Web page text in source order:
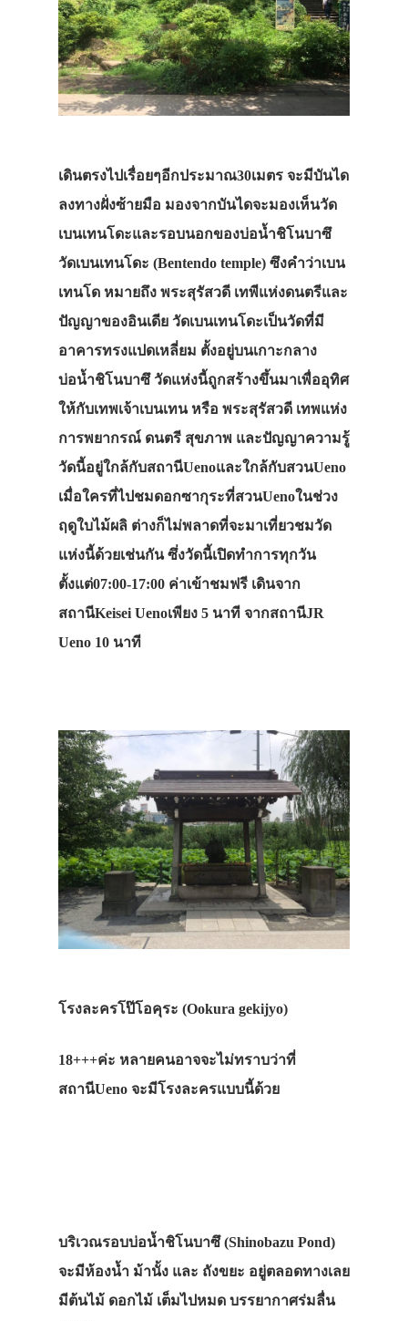
เดินตรงไปเรื่อยๆอีกประมาณ30เมตร จะมีบันได
ลงทางฝั่งซ้ายมือ มองจากบันไดจะมองเห็นวัด
เบนเทนโดะและรอบนอกของบ่อน้ำชิโนบาซึ
วัดเบนเทนโดะ (Bentendo temple) ซึงคำว่าเบน
เทนโด หมายถึง พระสุรัสวดี เทพีแห่งดนตรีและ
ปัญญาของอินเดีย วัดเบนเทนโดะเป็นวัดที่มี
อาคารทรงแปดเหลี่ยม ตั้งอยู่บนเกาะกลาง
บ่อน้ำชิโนบาซึ วัดแห่งนี้ถูกสร้างขึ้นมาเพื่ออุทิศ
ให้กับเทพเจ้าเบนเทน หรือ พระสุรัสวดี เทพแห่ง
การพยากรณ์ ดนตรี สุขภาพ และปัญญาความรู้
วัดนี้อยู่ใกล้กับสถานีUenoและใกล้กับสวนUeno
เมื่อใครที่ไปชมดอกซากุระที่สวนUenoในช่วง
ฤดูใบไม้ผลิ ต่างก็ไม่พลาดที่จะมาเที่ยวชมวัด
แห่งนี้ด้วยเช่นกัน ซึ่งวัดนี้เปิดทำการทุกวัน
ตั้งแต่07:00-17:00 ค่าเข้าชมฟรี เดินจาก
สถานีKeisei Uenoเพียง 5 นาที จากสถานีJR
Ueno 10 นาที
โรงละครโป๊โอคุระ (Ookura gekijyo)
18+++ค่ะ หลายคนอาจจะไม่ทราบว่าที่
สถานีUeno จะมีโรงละครแบบนี้ด้วย
บริเวณรอบบ่อน้ำชิโนบาซึ (Shinobazu Pond)
จะมีห้องน้ำ ม้านั้ง และ ถังขยะ อยู่ตลอดทางเลย
มีต้นไม้ ดอกไม้ เต็มไปหมด บรรยากาศร่มลื่น